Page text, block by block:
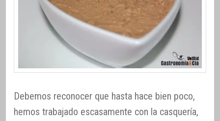
Debemos reconocer que hasta hace bien poco,
hemos trabajado escasamente con la casquería,